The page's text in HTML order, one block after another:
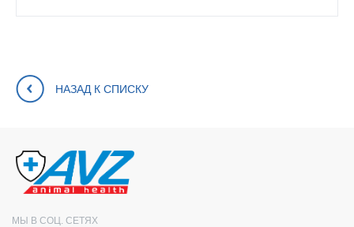
НАЗАД К СПИСКУ
МЫ В СОЦ. СЕТЯХ